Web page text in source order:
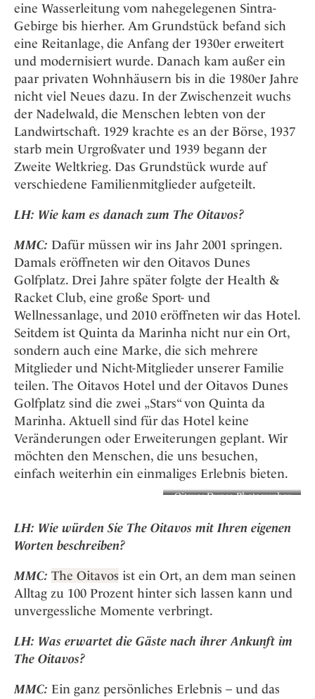
eine Wasserleitung vom nahegelegenen Sintra-
Gebirge bis hierher. Am Grundstück befand sich
eine Reitanlage, die Anfang der 1930er erweitert
und modernisiert wurde. Danach kam außer ein
paar privaten Wohnhäusern bis in die 1980er Jahre
nicht viel Neues dazu. In der Zwischenzeit wuchs
der Nadelwald, die Menschen lebten von der
Landwirtschaft. 1929 krachte es an der Börse, 1937
starb mein Urgroßvater und 1939 begann der
Zweite Weltkrieg. Das Grundstück wurde auf
verschiedene Familienmitglieder aufgeteilt.
LH: Wie kam es danach zum The Oitavos?
MMC: Dafür müssen wir ins Jahr 2001 springen.
Damals eröffneten wir den Oitavos Dunes
Golfplatz. Drei Jahre später folgte der Health &
Racket Club, eine große Sport- und
Wellnessanlage, und 2010 eröffneten wir das Hotel.
Seitdem ist Quinta da Marinha nicht nur ein Ort,
sondern auch eine Marke, die sich mehrere
Mitglieder und Nicht-Mitglieder unserer Familie
teilen. The Oitavos Hotel und der Oitavos Dunes
Golfplatz sind die zwei „Stars“ von Quinta da
Marinha. Aktuell sind für das Hotel keine
Veränderungen oder Erweiterungen geplant. Wir
möchten den Menschen, die uns besuchen,
einfach weiterhin ein einmaliges Erlebnis bieten.
Oitavos Dunes. Photographer
LH: Wie würden Sie The Oitavos mit Ihren eigenen
Worten beschreiben?
MMC: The Oitavos ist ein Ort, an dem man seinen
Alltag zu 100 Prozent hinter sich lassen kann und
unvergessliche Momente verbringt.
LH: Was erwartet die Gäste nach ihrer Ankunft im
The Oitavos?
MMC: Ein ganz persönliches Erlebnis – und das